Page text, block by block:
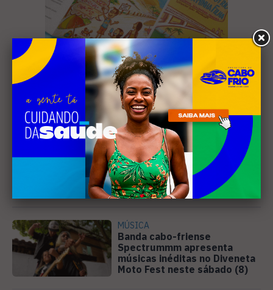
Leia Também
MÚSICA
Banda cabo-friense
Spectrummm apresenta
músicas inéditas no Diveneta
Moto Fest neste sábado (8)